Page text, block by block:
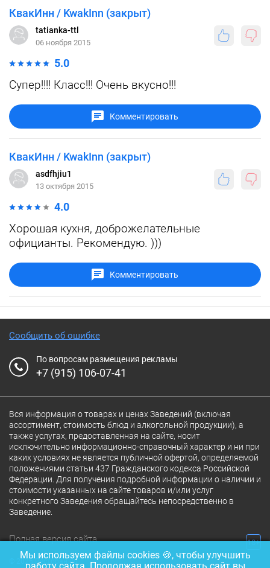
КвакИнн / KwakInn (закрыт)
tatianka-ttl
06 ноября 2015
5.0
Супер!!!! Класс!!! Очень вкусно!!!
Комментировать
КвакИнн / KwakInn (закрыт)
asdfhjiu1
13 октября 2015
4.0
Хорошая кухня, доброжелательные
официанты. Рекомендую. )))
Комментировать
Сообщить об ошибке
По вопросам размещения рекламы
+7 (915) 106-07-41
Вся информация о товарах и ценах Заведений (включая
ассортимент, стоимость блюд и алкогольной продукции), а
также услугах, предоставленная на сайте, носит
исключительно информационно-справочный характер и ни при
каких условиях не является публичной офертой, определяемой
положениями статьи 437 Гражданского кодекса Российской
Федерации. Для получения подробной информации о наличии и
стоимости указанных на сайте товаров и/или услуг
конкретного Заведения обращайтесь непосредственно в
Заведение.
Полная версия сайта 18+
© 2026 Ресторан.Ru
Мы используем файлы cookies 🍪, чтобы улучшить